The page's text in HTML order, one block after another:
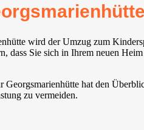
wird der Umzug zum
dass Sie sich in Ihrem neuen
hat den
zu vermeiden.